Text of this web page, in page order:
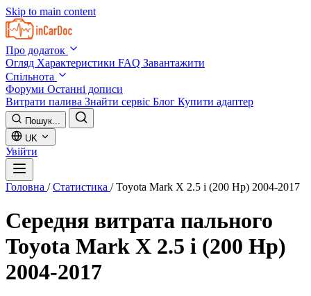
Skip to main content
Про додаток
Огляд Характеристики FAQ Завантажити
Спільнота
Форуми Останні дописи
Витрати палива Знайти сервіс Блог Купити адаптер
Пошук...
UK
Увійти
Головна / Статистика / Toyota Mark X 2.5 i (200 Hp) 2004-2017
Середня витрата пального
Toyota Mark X 2.5 i (200 Hp)
2004-2017